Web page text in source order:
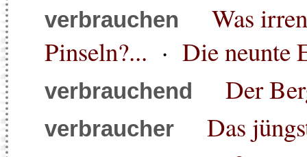
verbrauchen
Was
Pinseln?... · Die neunte
verbrauchend Der
verbraucher Das